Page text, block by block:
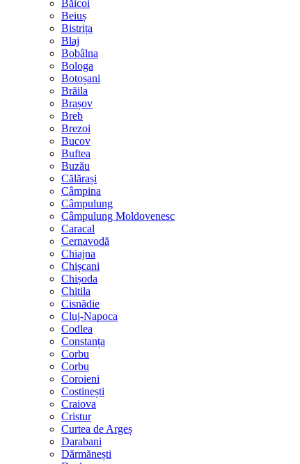
Băicoi
Beiuș
Bistrița
Blaj
Bobâlna
Bologa
Botoșani
Brăila
Brașov
Breb
Brezoi
Bucov
Buftea
Buzău
Călărași
Câmpina
Câmpulung
Câmpulung Moldovenesc
Caracal
Cernavodă
Chiajna
Chișcani
Chișoda
Chitila
Cisnădie
Cluj-Napoca
Codlea
Constanța
Corbu
Corbu
Coroieni
Costinești
Craiova
Cristur
Curtea de Argeș
Darabani
Dărmănești